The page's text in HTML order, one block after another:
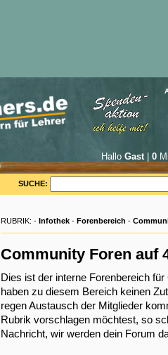
Hallo Gast| 0
SUCHE:
RUBRIK: - Infothek - Forenbereich -
Community Foren auf
Dies ist der interne Forenbereich
haben zu diesem Bereich keinen
regen Austausch der Mitglieder
Rubrik vorschlagen möchtest, so
Nachricht, wir werden dein Forum